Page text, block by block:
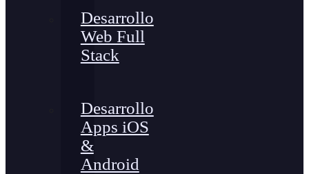
Desarrollo
Web Full
Stack
Desarrollo
Apps iOS
&
Android